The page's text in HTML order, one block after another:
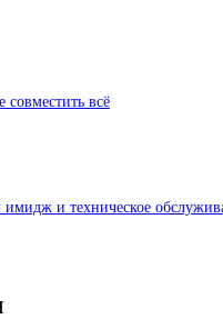
всё
и техническое